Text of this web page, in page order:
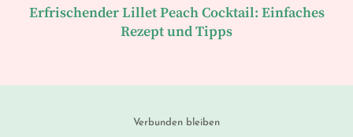
Erfrischender Lillet Peach Cocktail: Einfaches
Rezept und Tipps
Verbunden bleiben